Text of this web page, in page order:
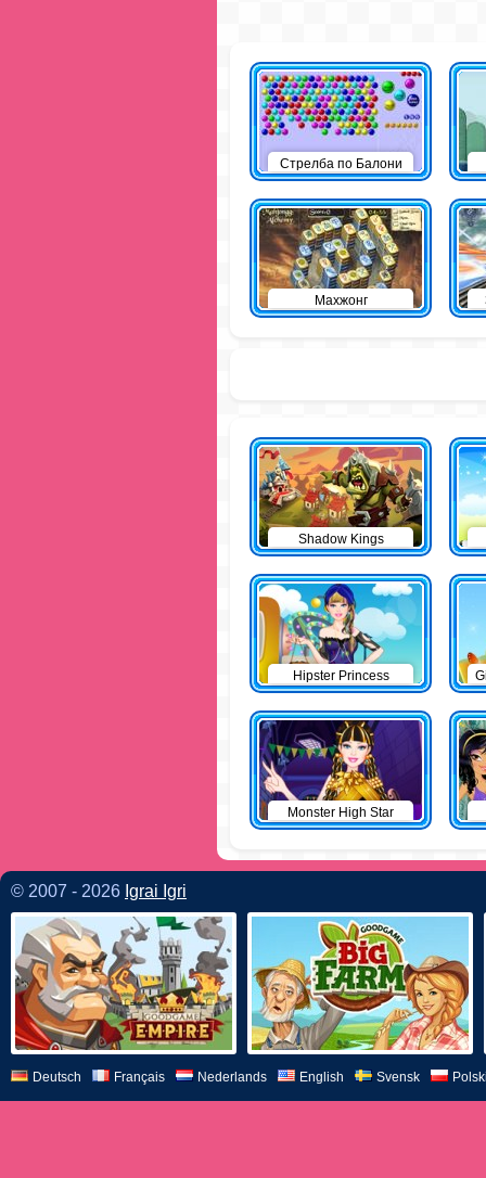
Стрелба по Балони
Махжонг
Shadow Kings
Hipster Princess
Monster High Star
© 2007 - 2026 Igrai Igri
Deutsch Français Nederlands English Svensk